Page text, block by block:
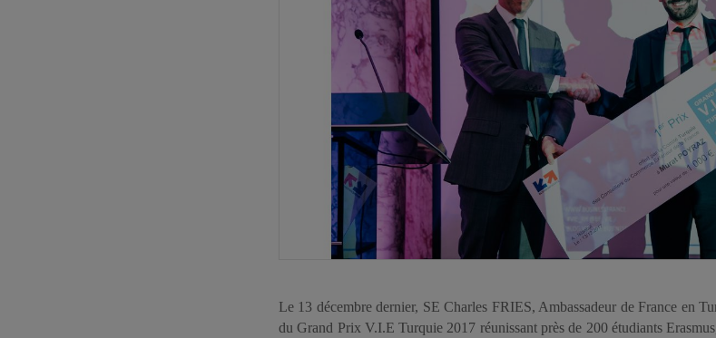
Le 13 décembre dernier, SE Charles FRIES, Ambassadeur de France en
du Grand Prix V.I.E Turquie 2017 réunissant près de 200 étudiants